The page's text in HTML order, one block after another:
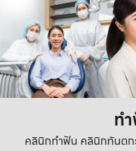
ทํ
คลินิกทำฟัน คลินิกทันต